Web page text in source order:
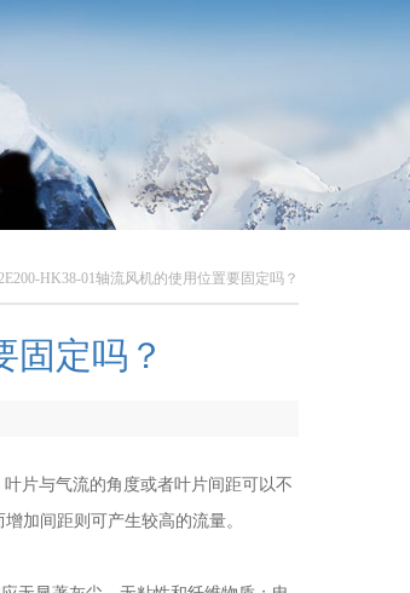
HK38-01轴流风机的使用位置要固定吗？
固定吗？
片与气流的角度或者叶片间距可以不
加间距则可产生较高的流量。